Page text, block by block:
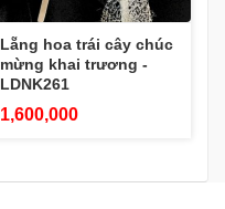
Lẵng hoa trái cây chúc
mừng khai trương -
LDNK261
1,600,000